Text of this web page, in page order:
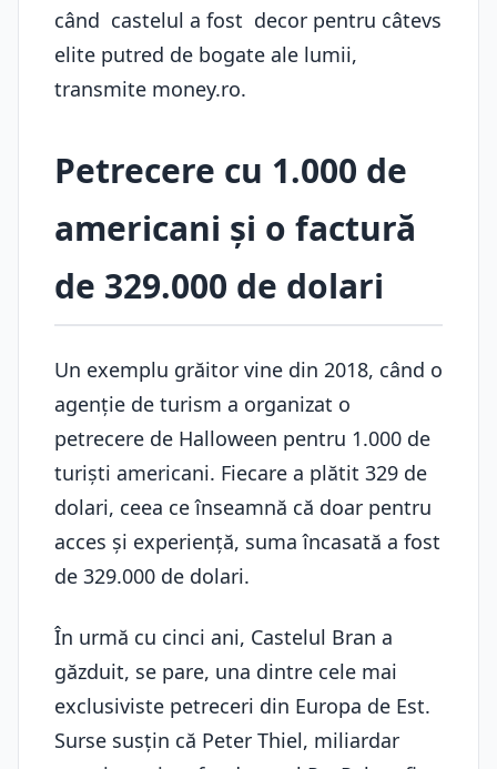
când castelul a fost decor pentru câtevs
elite putred de bogate ale lumii,
transmite money.ro.
Petrecere cu 1.000 de
americani și o factură
de 329.000 de dolari
Un exemplu grăitor vine din 2018, când o
agenție de turism a organizat o
petrecere de Halloween pentru 1.000 de
turiști americani. Fiecare a plătit 329 de
dolari, ceea ce înseamnă că doar pentru
acces și experiență, suma încasată a fost
de 329.000 de dolari.
În urmă cu cinci ani, Castelul Bran a
găzduit, se pare, una dintre cele mai
exclusiviste petreceri din Europa de Est.
Surse susțin că Peter Thiel, miliardar